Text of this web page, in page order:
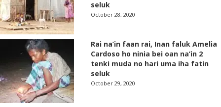
seluk
October 28, 2020
Rai na’in faan rai, Inan faluk Amelia
Cardoso ho ninia bei oan na’in 2
tenki muda no hari uma iha fatin
seluk
October 29, 2020